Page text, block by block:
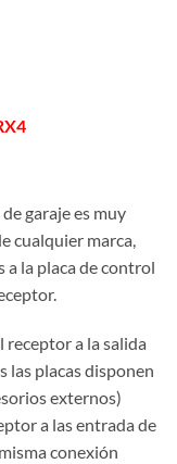
garaje es muy
cualquier marca,
a la placa de control
receptor a la salida
las placas disponen
externos)
a las entrada de
conexión